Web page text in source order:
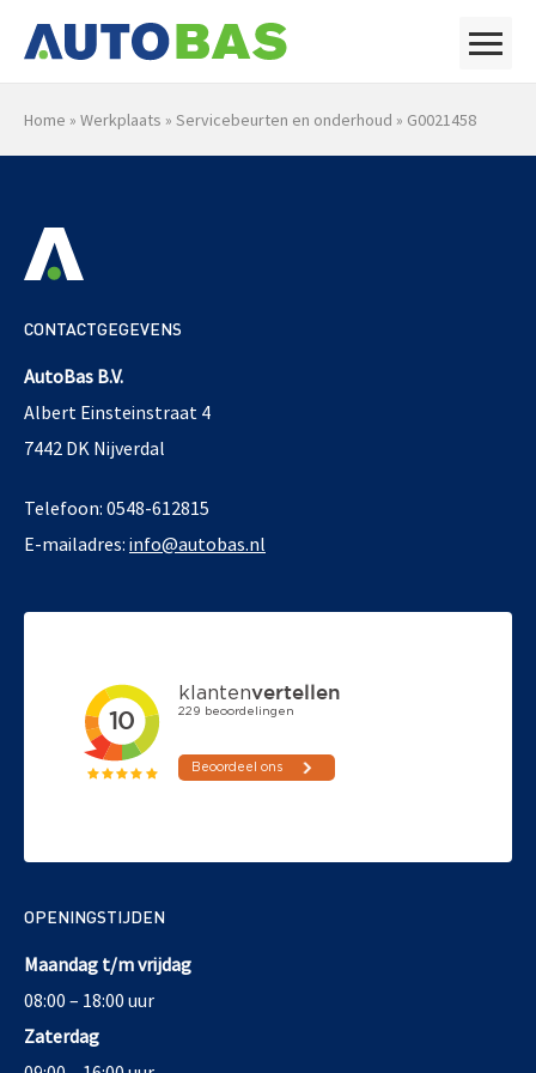
Home » Werkplaats » Servicebeurten en onderhoud » G0021458
CONTACTGEGEVENS
AutoBas B.V.
Albert Einsteinstraat 4
7442 DK Nijverdal
Telefoon: 0548-612815
E-mailadres: info@autobas.nl
OPENINGSTIJDEN
Maandag t/m vrijdag
08:00 – 18:00 uur
Zaterdag